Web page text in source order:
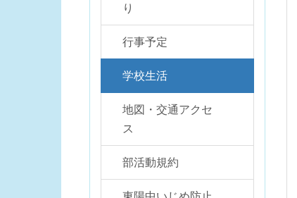
り
行事予定
学校生活
地図・交通アクセ
ス
部活動規約